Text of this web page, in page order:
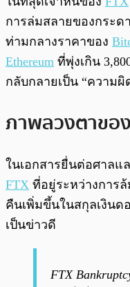
การล่มสลายของกระด
ท่ามกลางราคาของ
Ethereum ที่พุ่งเกิน
กลับกลายเป็น “ความผิ
ภาพลวงตาขอ
ในเอกสารยื่นต่อศาลแ
FTX ที่อยู่ระหว่างการล้
คืนเพิ่มขึ้นในสกุลเงินด
เป็นข่าวดี
FTX